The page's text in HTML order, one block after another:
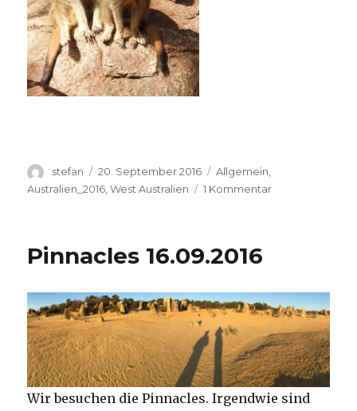
Autor
stefan
Veröffentlicht
am
20. September 2016 Kategorien
Allgemein,
Australien_2016 ,West Australien 1 Kommentarzu
Pinnacles 16.09.2016
Wir besuchen die Pinnacles. Irgendwie sind